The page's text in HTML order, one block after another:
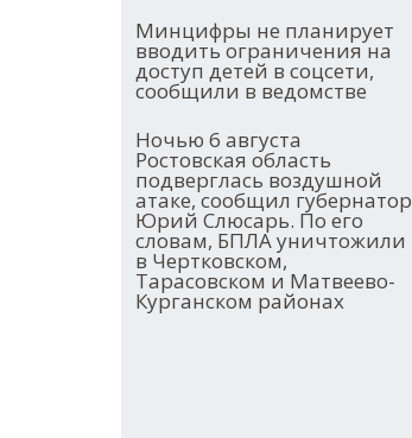
Минцифры не планирует
вводить ограничения на
доступ детей в соцсети,
сообщили в ведомстве
Ночью 6 августа
Ростовская область
подверглась воздушной
атаке, сообщил губернатор
Юрий Слюсарь. По его
словам, БПЛА уничтожили
в Чертковском,
Тарасовском и Матвеево-
Курганском районах